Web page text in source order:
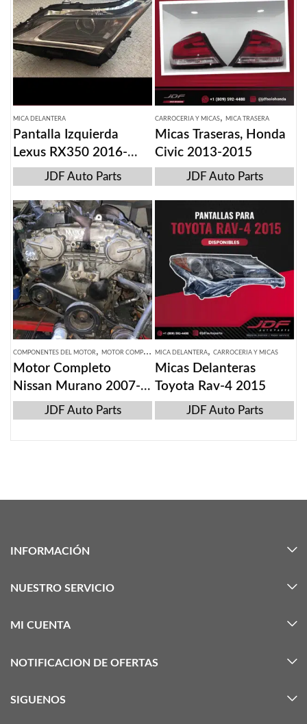
MICA DELANTERA
Pantalla Izquierda
Lexus RX350 2016-
2019JDF Auto Parts
CARROCERIA Y MICAS, MICA TRASERA
Micas Traseras, Honda
Civic 2013-2015
JDF Auto Parts
COMPONENTES DEL MOTOR , MOTOR COMPLETO
Motor Completo
Nissan Murano 2007-
14
JDF Auto Parts
MICA DELANTERA, CARROCERIA Y MICAS
Micas Delanteras
Toyota Rav-4 2015
JDF Auto Parts
INFORMACIÓN
NUESTRO SERVICIO
MI CUENTA
NOTIFICACION DE OFERTAS
SIGUENOS